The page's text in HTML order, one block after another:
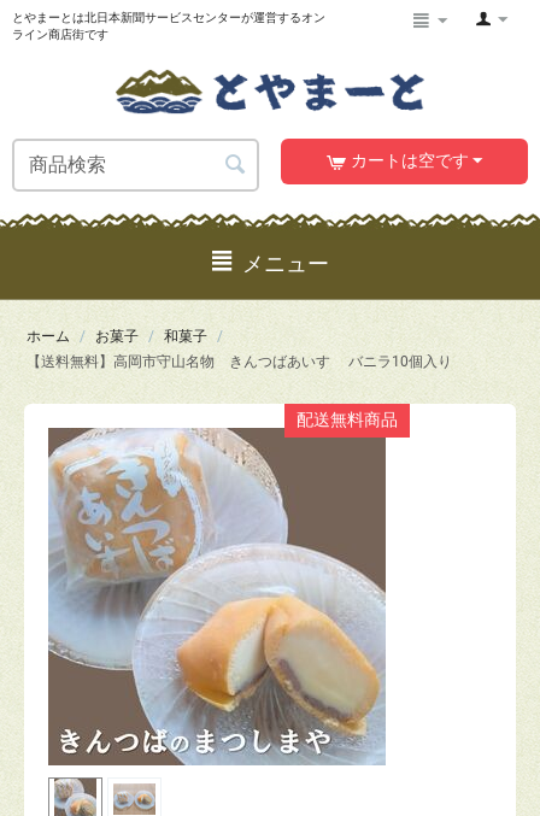
とやまーとは北日本新聞サービスセンターが運営するオン
ライン商店街です
カートは空です
メニュー
ホーム / お菓子 / 和菓子 /
【送料無料】高岡市守山名物 きんつばあいす バニラ10個入り
配送無料商品